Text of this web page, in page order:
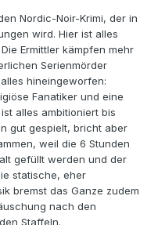
Nordic-Noir-Krimi, der in
wird. Hier ist alles
Ermittler kämpfen mehr
Serienmörder
hineingeworfen:
Fanatiker und eine
alles ambitioniert bis
gut gespielt, bricht aber
weil die 6 Stunden
gefüllt werden und der
statische, eher
bremst das Ganze zudem
nach den
Staffeln.